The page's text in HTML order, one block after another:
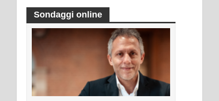
Sondaggi online